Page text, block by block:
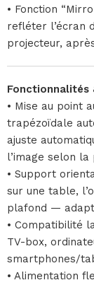
• Fonction
refléter l’écran
projecteur,
Fonctionnalités
• Mise au point
trapézoïdale
ajuste
l’image selon
• Support
sur une table,
plafond —
• Compatibilité
TV-box,
smartphones/
• Alimentation